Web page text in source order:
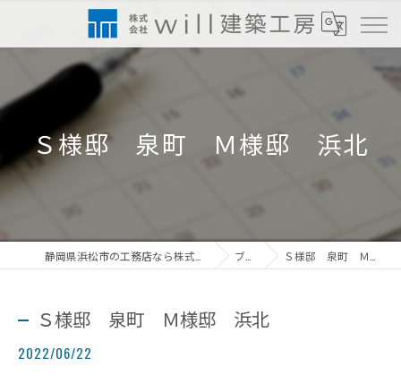
Ｓ様邸 泉町 Ｍ様邸 浜北
ブログ Ｓ様邸 泉町 Ｍ様邸 浜北
Ｓ様邸 泉町 Ｍ様邸 浜北
2022/06/22